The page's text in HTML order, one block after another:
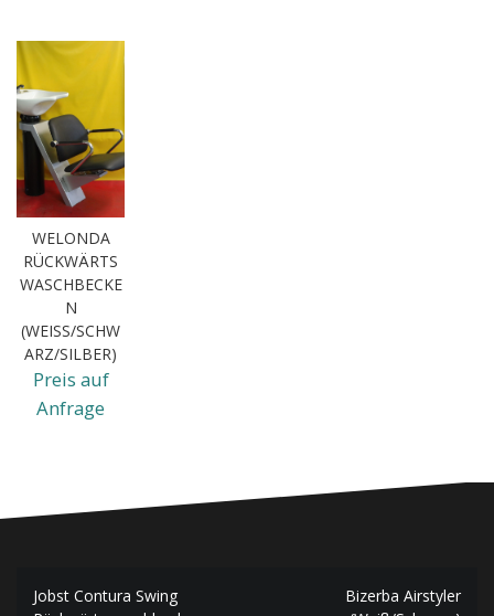
WELONDA
RÜCKWÄRTS
WASCHBECKE
N
(WEISS/SCHWA
RZ/SILBER)
Preis auf
Anfrage
Beitragsnavigation
Jobst Contura Swing
Bizerba Airstyler